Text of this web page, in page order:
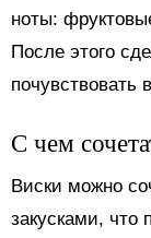
ноты:
После этого
почувствовать
С чем
Виски можно
закусками, что